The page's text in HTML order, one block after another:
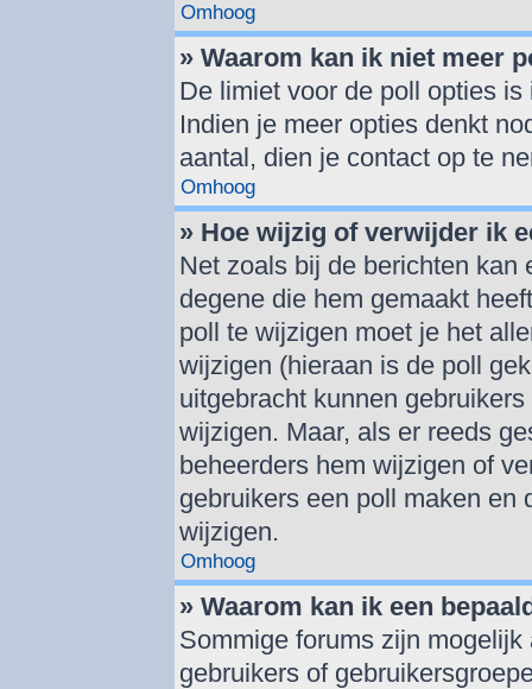
Omhoog
» Waarom kan ik niet meer
De limiet voor de poll opties
Indien je meer opties denkt
aantal, dien je contact op te
Omhoog
» Hoe wijzig of verwijder ik
Net zoals bij de berichten kan
degene die hem gemaakt
poll te wijzigen moet je het
wijzigen (hieraan is de poll
uitgebracht kunnen
wijzigen. Maar, als er reeds
beheerders hem wijzigen of
gebruikers een poll maken en
wijzigen.
Omhoog
» Waarom kan ik een
Sommige forums zijn
gebruikers of